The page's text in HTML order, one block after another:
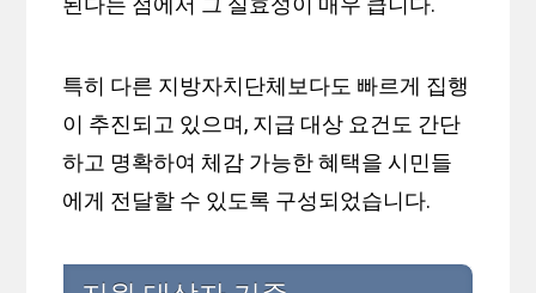
특히 다른 지방자치단체보다도 빠르게 집행
이 추진되고 있으며, 지급 대상 요건도 간단
하고 명확하여 체감 가능한 혜택을 시민들
에게 전달할 수 있도록 구성되었습니다.